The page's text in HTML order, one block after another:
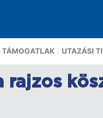
TÁMOGATLAK UTAZÁSI
rajzos